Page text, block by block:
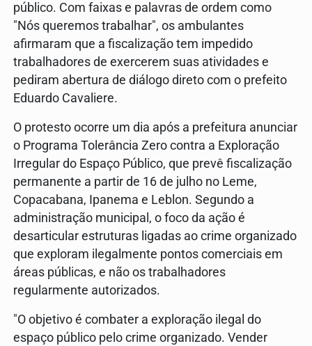
público. Com faixas e palavras de ordem como
"Nós queremos trabalhar", os ambulantes
afirmaram que a fiscalização tem impedido
trabalhadores de exercerem suas atividades e
pediram abertura de diálogo direto com o prefeito
Eduardo Cavaliere.
O protesto ocorre um dia após a prefeitura anunciar
o Programa Tolerância Zero contra a Exploração
Irregular do Espaço Público, que prevê fiscalização
permanente a partir de 16 de julho no Leme,
Copacabana, Ipanema e Leblon. Segundo a
administração municipal, o foco da ação é
desarticular estruturas ligadas ao crime organizado
que exploram ilegalmente pontos comerciais em
áreas públicas, e não os trabalhadores
regularmente autorizados.
"O objetivo é combater a exploração ilegal do
espaço público pelo crime organizado. Vender